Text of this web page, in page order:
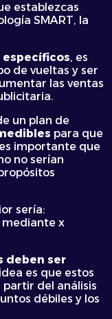
establezcas
SMART, la
específicos, es
de vueltas y ser
las ventas
un plan de
para que
importante que
no serían
sería:
mediante x
deben ser
es que estos
del análisis
débiles y los